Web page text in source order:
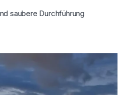
saubere Durchführung